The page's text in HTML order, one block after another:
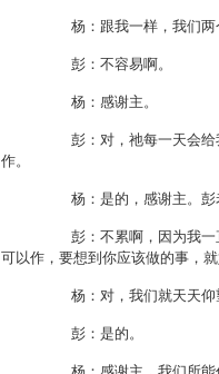
杨：跟我一样，我们两个
彭：不容易啊。
杨：感谢主。
彭：对，祂每一天会给我们
作。
杨：是的，感谢主。彭老师
彭：不累啊，因为我一直想
可以作，要想到你应该做的事，
杨：对，我们就天天仰
彭：是的。